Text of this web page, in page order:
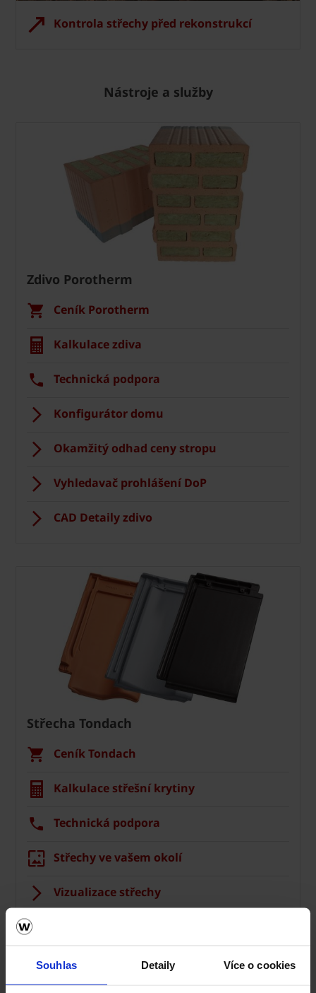
Souhlas Detaily Více o cookies
Kontrola střechy před rekonstrukcí
Nástroje a služby
Zdivo Porotherm
Ceník Porotherm
Kalkulace zdiva
Technická podpora
Konfigurátor domu
Okamžitý odhad ceny stropu
Vyhledavač prohlášení DoP
CAD Detaily zdivo
Střecha Tondach
Ceník Tondach
Kalkulace střešní krytiny
Technická podpora
Střechy ve vašem okolí
Vizualizace střechy
CAD Detaily střecha